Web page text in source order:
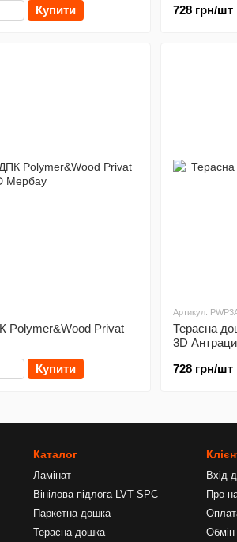
Купити
728 грн/шт
Polymer&Wood Privat
Купити
Артикул:
Терасна
3D
728 грн/шт
Каталог
Ламінат
Вінілова підлога LVT SPC
Паркетна дошка
Терасна дошка
Вхід
Про
Обмін